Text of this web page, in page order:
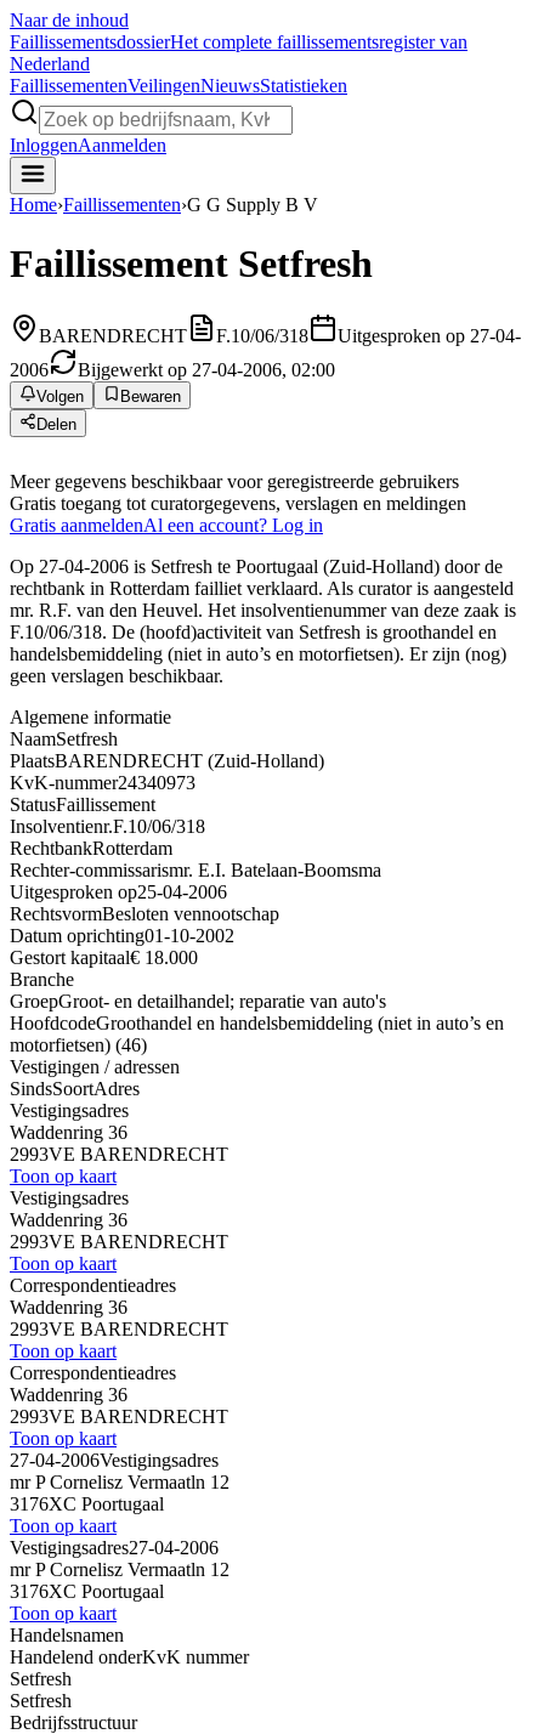
Naar de inhoud
FaillissementsdossierHet complete faillissementsregister van
Nederland
FaillissementenVeilingenNieuwsStatistieken
InloggenAanmelden
Home›Faillissementen›G G Supply B V
Faillissement Setfresh
BARENDRECHT F.10/06/318
Uitgesproken op 27-04-
2006
Bijgewerkt op 27-04-2006, 02:00
Volgen
Bewaren
Delen
Meer gegevens beschikbaar voor geregistreerde gebruikers
Gratis toegang tot curatorgegevens, verslagen en meldingen
Gratis aanmeldenAl een account? Log in
Op 27-04-2006 is Setfresh te Poortugaal (Zuid-Holland) door de
rechtbank in Rotterdam failliet verklaard. Als curator is aangesteld
mr. R.F. van den Heuvel. Het insolventienummer van deze zaak is
F.10/06/318. De (hoofd)activiteit van Setfresh is groothandel en
handelsbemiddeling (niet in auto’s en motorfietsen). Er zijn (nog)
geen verslagen beschikbaar.
Algemene informatie
NaamSetfresh
PlaatsBARENDRECHT (Zuid-Holland)
KvK-nummer24340973
StatusFaillissement
Insolventienr.F.10/06/318
RechtbankRotterdam
Rechter-commissarismr. E.I. Batelaan-Boomsma
Uitgesproken op25-04-2006
RechtsvormBesloten vennootschap
Datum oprichting01-10-2002
Gestort kapitaal€ 18.000
Branche
GroepGroot- en detailhandel; reparatie van auto's
HoofdcodeGroothandel en handelsbemiddeling (niet in auto’s en
motorfietsen) (46)
Vestigingen / adressen
SindsSoortAdres
Vestigingsadres
Waddenring 36
2993VE BARENDRECHT
Toon op kaart
Vestigingsadres
Waddenring 36
2993VE BARENDRECHT
Toon op kaart
Correspondentieadres
Waddenring 36
2993VE BARENDRECHT
Toon op kaart
Correspondentieadres
Waddenring 36
2993VE BARENDRECHT
Toon op kaart
27-04-2006Vestigingsadres
mr P Cornelisz Vermaatln 12
3176XC Poortugaal
Toon op kaart
Vestigingsadres27-04-2006
mr P Cornelisz Vermaatln 12
3176XC Poortugaal
Toon op kaart
Handelsnamen
Handelend onderKvK nummer
Setfresh
Setfresh
Bedrijfsstructuur